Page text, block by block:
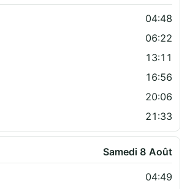
04:48
06:22
13:11
16:56
20:06
21:33
Samedi 8 Août
04:49